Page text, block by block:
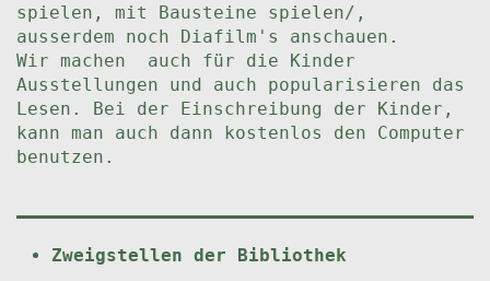
spielen, mit Bausteine spielen/,
ausserdem noch Diafilm's anschauen.
Wir machen auch für die Kinder
Ausstellungen und auch popularisieren das
Lesen. Bei der Einschreibung der Kinder,
kann man auch dann kostenlos den Computer
benutzen.
Zweigstellen der Bibliothek